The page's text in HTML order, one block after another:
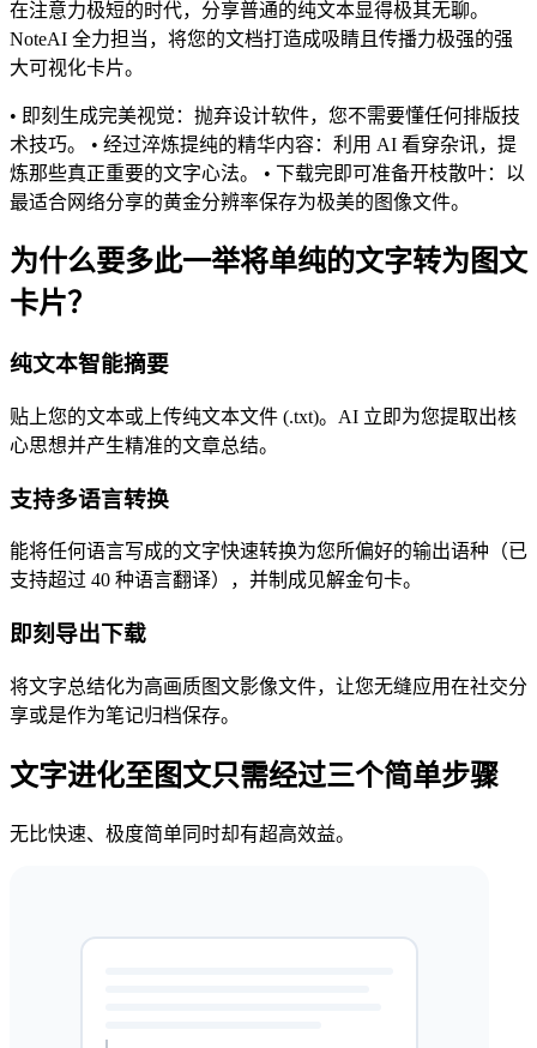
在注意力极短的时代，分享普通的纯文本显得极其无聊。
NoteAI 全力担当，将您的文档打造成吸睛且传播力极强的强
大可视化卡片。
• 即刻生成完美视觉：抛弃设计软件，您不需要懂任何排版技
术技巧。 • 经过淬炼提纯的精华内容：利用 AI 看穿杂讯，提
炼那些真正重要的文字心法。 • 下载完即可准备开枝散叶：以
最适合网络分享的黄金分辨率保存为极美的图像文件。
为什么要多此一举将单纯的文字转为图文
卡片？
纯文本智能摘要
贴上您的文本或上传纯文本文件 (.txt)。AI 立即为您提取出核
心思想并产生精准的文章总结。
支持多语言转换
能将任何语言写成的文字快速转换为您所偏好的输出语种（已
支持超过 40 种语言翻译），并制成见解金句卡。
即刻导出下载
将文字总结化为高画质图文影像文件，让您无缝应用在社交分
享或是作为笔记归档保存。
文字进化至图文只需经过三个简单步骤
无比快速、极度简单同时却有超高效益。